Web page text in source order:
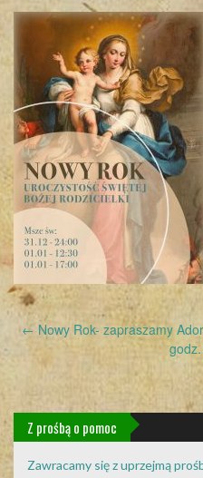
Post
navigation
← Nowy Rok- zapraszamy
Z prośbą o pomoc
Zawracamy się z uprzejmą